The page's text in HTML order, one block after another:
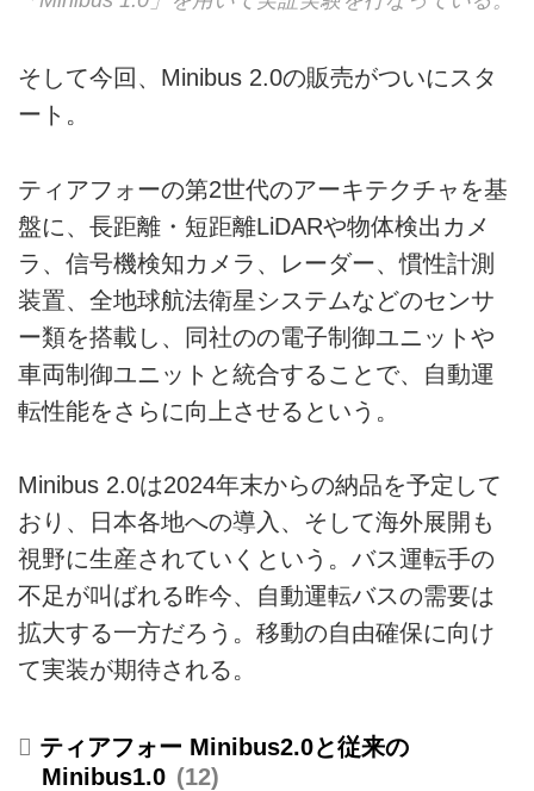
そして今回、Minibus 2.0の販売がついにスタ
ート。
ティアフォーの第2世代のアーキテクチャを基
盤に、長距離・短距離LiDARや物体検出カメ
ラ、信号機検知カメラ、レーダー、慣性計測
装置、全地球航法衛星システムなどのセンサ
ー類を搭載し、同社のの電子制御ユニットや
車両制御ユニットと統合することで、自動運
転性能をさらに向上させるという。
Minibus 2.0は2024年末からの納品を予定して
おり、日本各地への導入、そして海外展開も
視野に生産されていくという。バス運転手の
不足が叫ばれる昨今、自動運転バスの需要は
拡大する一方だろう。移動の自由確保に向け
て実装が期待される。
ティアフォー Minibus2.0と従来の
Minibus1.0
12